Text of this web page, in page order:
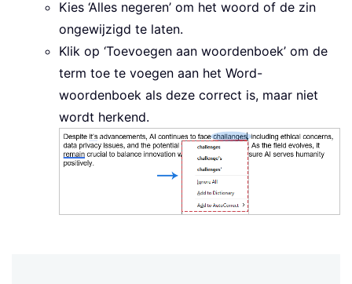
Kies ‘Alles negeren’ om het woord of de zin
ongewijzigd te laten.
Klik op ‘Toevoegen aan woordenboek’ om de
term toe te voegen aan het Word-
woordenboek als deze correct is, maar niet
wordt herkend.